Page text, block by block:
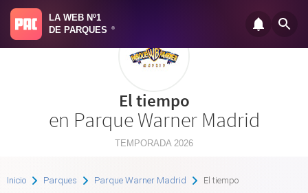
LA WEB Nº1
DE PARQUES
®
El tiempo
en Parque Warner Madrid
TEMPORADA 2026
Inicio Parques Parque Warner Madrid El tiempo